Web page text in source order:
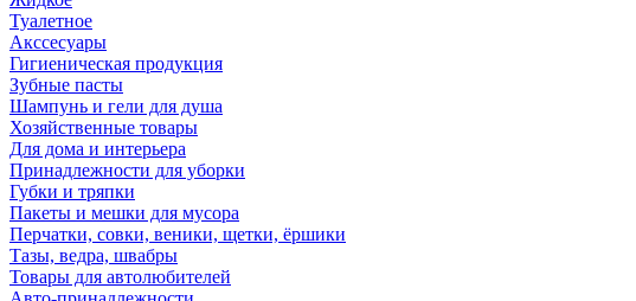
Туалетное
Акссесуары
Гигиеническая продукция
Зубные пасты
Шампунь и гели для душа
Хозяйственные товары
Для дома и интерьера
Принадлежности для уборки
Губки и тряпки
Пакеты и мешки для мусора
Перчатки, совки, веники, щетки, ёршики
Тазы, ведра, швабры
Товары для автолюбителей